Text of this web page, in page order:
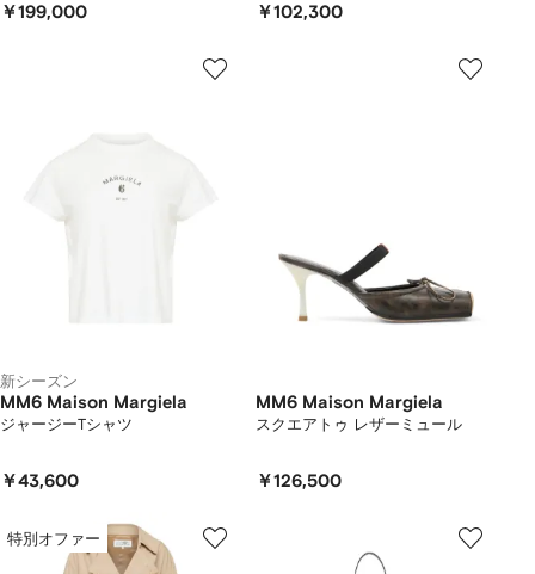
￥199,000 ￥102,300
新シーズン
MM6 Maison Margiela
ジャージーTシャツ
￥43,600
MM6 Maison Margiela
スクエアトゥ レザーミュール
￥126,500
特別オファー